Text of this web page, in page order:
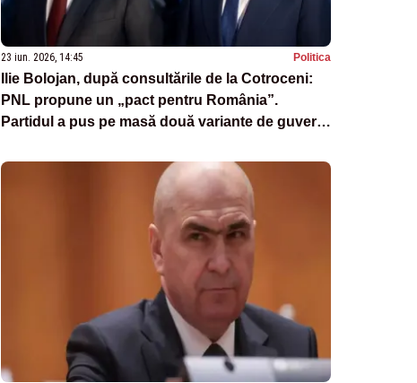
23 iun. 2026, 14:45 Politica
Ilie Bolojan, după consultările de la Cotroceni:
PNL propune un „pact pentru România”.
Partidul a pus pe masă două variante de guvern